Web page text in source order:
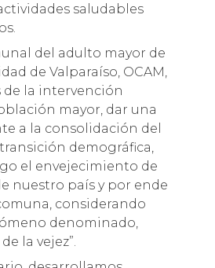
saludables
del adulto mayor de
de Valparaíso, OCAM,
de la intervención
mayor, dar una
a la consolidación del
demográfica,
el envejecimiento de
nuestro país y por ende
considerando
denominado,
la vejez”.